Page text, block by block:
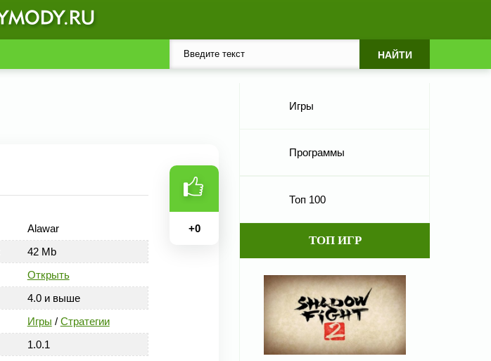
Alawar
42 Mb
Открыть
4.0 и выше
Игры / Стратегии
1.0.1
+0
Игры
Программы
Топ 100
ТОП ИГР